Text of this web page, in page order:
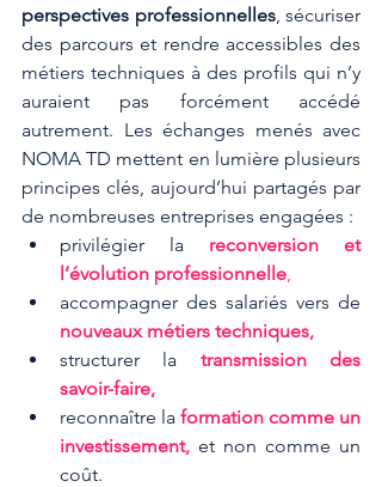
perspectives professionnelles, sécuriser
des parcours et rendre accessibles des
métiers techniques à des profils qui n’y
auraient pas forcément accédé
autrement. Les échanges menés avec
NOMA TD mettent en lumière plusieurs
principes clés, aujourd’hui partagés par
de nombreuses entreprises engagées :
privilégier la reconversion et
l’évolution professionnelle,
nouveaux métiers techniques,
structurer la transmission des
savoir-faire,
reconnaître la formation comme un
investissement, et non comme un
coût.